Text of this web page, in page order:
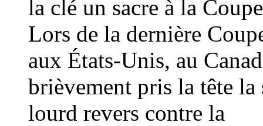
la clé un sacre à la
Lors de la dernière
aux États-Unis, au
brièvement pris la tête
lourd revers contre la